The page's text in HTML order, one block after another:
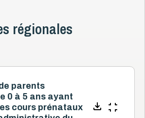
régionales
parents
0 à 5 ans ayant
cours prénataux